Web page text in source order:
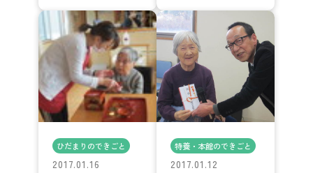
ひだまりのできごと
2017.01.16
特養・本館のできごと
2017.01.12